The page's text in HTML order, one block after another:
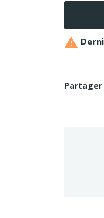

Partager